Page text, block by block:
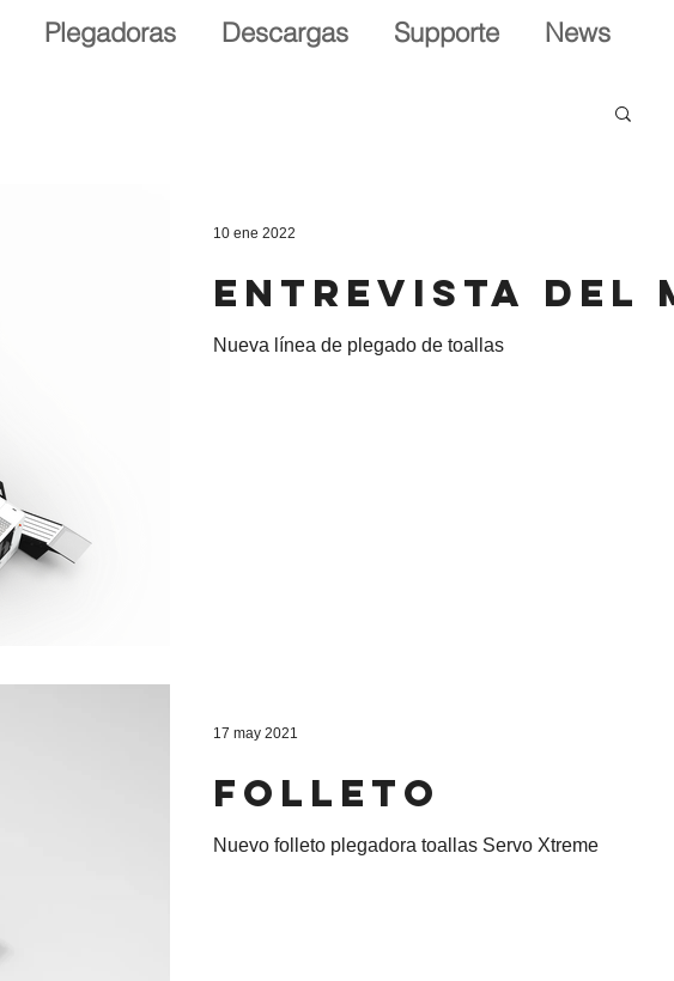
Plegadoras Descargas Supporte News
entrevista del
Nueva línea de plegado de toallas
10 ene 2022
Folleto
Nuevo folleto plegadora toallas Servo Xtreme
17 may 2021